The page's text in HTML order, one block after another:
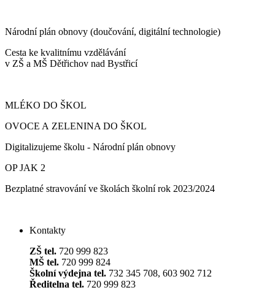
Národní plán obnovy (doučování, digitální technologie)
Cesta ke kvalitnímu vzdělávání
v ZŠ a MŠ Dětřichov nad Bystřicí
MLÉKO DO ŠKOL
OVOCE A ZELENINA DO ŠKOL
Digitalizujeme školu - Národní plán obnovy
OP JAK 2
Bezplatné stravování ve školách školní rok 2023/2024
Kontakty
ZŠ tel. 720 999 823
MŠ tel. 720 999 824
Školní výdejna tel. 732 345 708, 603 902 712
Ředitelna tel. 720 999 823